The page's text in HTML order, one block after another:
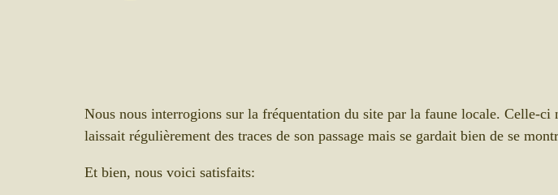
Nous nous interrogions sur la fréquentation du site par la faune locale. Celle-ci
laissait régulièrement des traces de son passage mais se gardait bien de se
Et bien, nous voici satisfaits: